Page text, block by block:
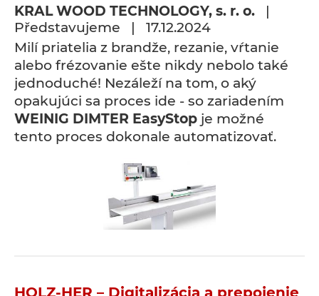
KRAL WOOD TECHNOLOGY, s. r. o. |
Představujeme | 17.12.2024
Milí priatelia z brandže, rezanie, vŕtanie
alebo frézovanie ešte nikdy nebolo také
jednoduché! Nezáleží na tom, o aký
opakujúci sa proces ide - so zariadením
WEINIG DIMTER EasyStop je možné
tento proces dokonale automatizovať.